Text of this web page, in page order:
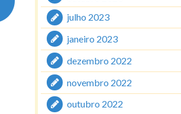
julho 2023
janeiro 2023
dezembro 2022
novembro 2022
outubro 2022